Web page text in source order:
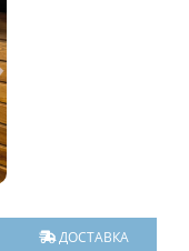
ДОСТАВКА